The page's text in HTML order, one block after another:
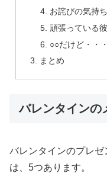
お詫びの気持
頑張っている
○○だけど・・・
まとめ
バレンタインの
バレンタインのプレゼ
は、5つあります。